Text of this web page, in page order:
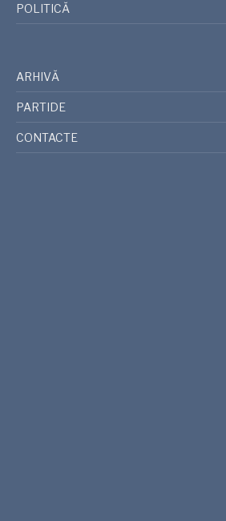
POLITICĂ
ARHIVĂ
PARTIDE
CONTACTE